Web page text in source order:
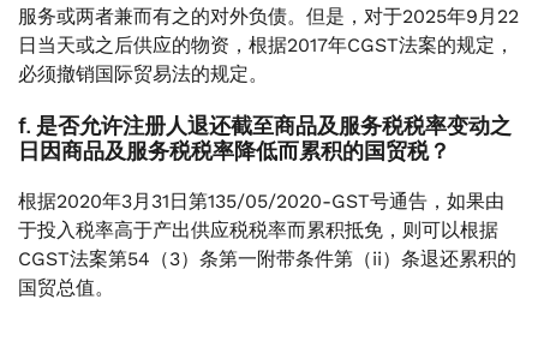
服务或两者兼而有之的对外负债。但是，对于2025年9月22
日当天或之后供应的物资，根据2017年CGST法案的规定，
必须撤销国际贸易法的规定。
f. 是否允许注册人退还截至商品及服务税税率变动之
日因商品及服务税税率降低而累积的国贸税？
根据2020年3月31日第135/05/2020-GST号通告，如果由
于投入税率高于产出供应税税率而累积抵免，则可以根据
CGST法案第54（3）条第一附带条件第（ii）条退还累积的
国贸总值。